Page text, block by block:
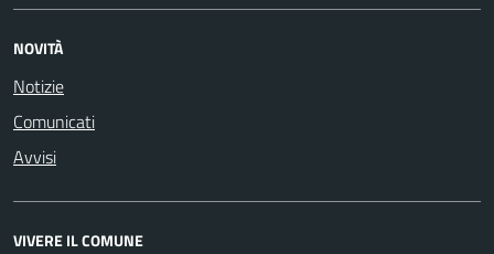
NOVITÀ
Notizie
Comunicati
Avvisi
VIVERE IL COMUNE